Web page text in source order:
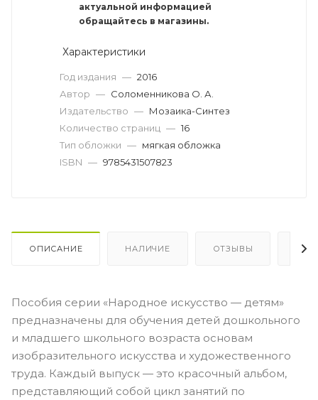
актуальной информацией
обращайтесь в магазины.
Характеристики
Год издания — 2016
Автор — Соломенникова О. А.
Издательство — Мозаика-Синтез
Количество страниц — 16
Тип обложки — мягкая обложка
ISBN — 9785431507823
ОПИСАНИЕ НАЛИЧИЕ ОТЗЫВЫ
Пособия серии «Народное искусство — детям»
предназначены для обучения детей дошкольного
и младшего школьного возраста основам
изобразительного искусства и художественного
труда. Каждый выпуск — это красочный альбом,
представляющий собой цикл занятий по